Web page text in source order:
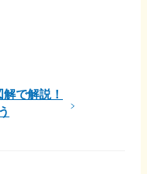
で解説！